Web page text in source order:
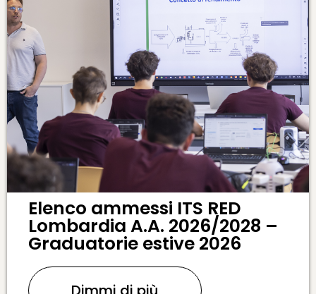
Elenco ammessi ITS RED
Lombardia A.A. 2026/2028 –
Graduatorie estive 2026